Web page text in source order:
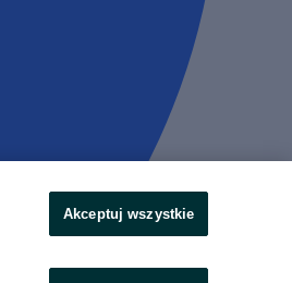
Akceptuj wszystkie